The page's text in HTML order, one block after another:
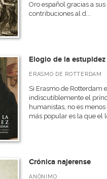
Oro español gracias a
contribuciones al d...
Elogio de la estupidez
ERASMO DE ROTTERDAM
Si Erasmo de Rotterdam
indiscutiblemente el
humanistas, no es
más popular es la que el
Crónica najerense
ANÓNIMO